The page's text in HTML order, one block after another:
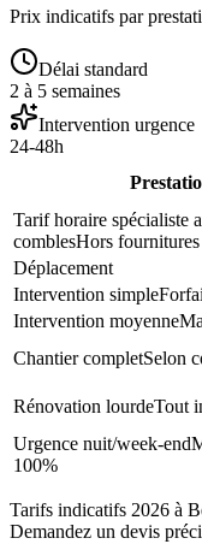
Prix indicatifs par
Délai standard
2 à 5 semaines
Intervention urgence
24-48h
Tarif horaire spécialiste
comblesHors fournitures
Déplacement
Intervention simple
Intervention moyenne
Chantier completSelon
Rénovation lourdeTout
Urgence nuit/week-end
100%
Tarifs indicatifs 2026 à
Demandez un devis